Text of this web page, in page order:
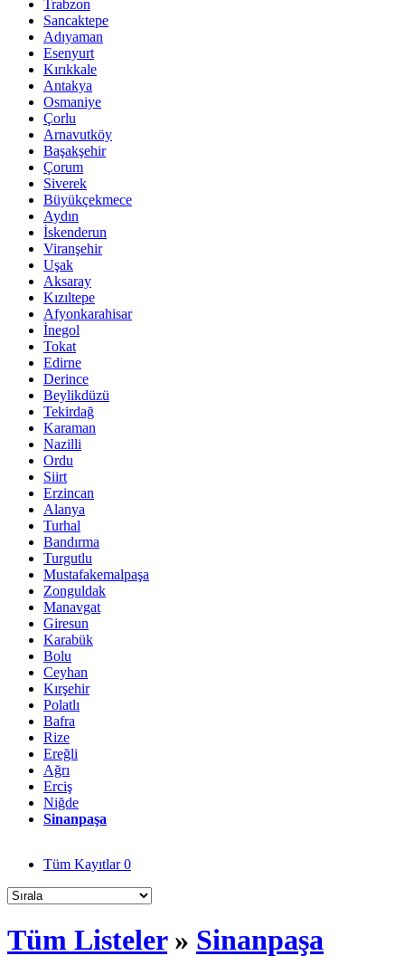
Trabzon
Sancaktepe
Adıyaman
Esenyurt
Kırıkkale
Antakya
Osmaniye
Çorlu
Arnavutköy
Başakşehir
Çorum
Siverek
Büyükçekmece
Aydın
İskenderun
Viranşehir
Uşak
Aksaray
Kızıltepe
Afyonkarahisar
İnegol
Tokat
Edirne
Derince
Beylikdüzü
Tekirdağ
Karaman
Nazilli
Ordu
Siirt
Erzincan
Alanya
Turhal
Bandırma
Turgutlu
Mustafakemalpaşa
Zonguldak
Manavgat
Giresun
Karabük
Bolu
Ceyhan
Kırşehir
Polatlı
Bafra
Rize
Ereğli
Ağrı
Erciş
Niğde
Sinanpaşa
Tüm Kayıtlar0
Tüm Listeler» Sinanpaşa